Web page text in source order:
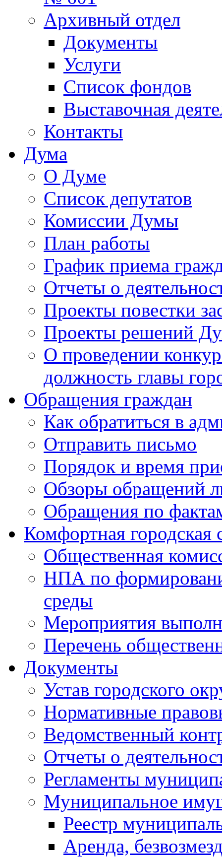
Архивный отдел
Документы
Услуги
Список фондов
Выставочная
Контакты
Дума
О Думе
Список депутатов
Комиссии Думы
План работы
График приема
Отчеты о
Проекты повестки
Проекты решений
О проведении
должность главы
Обращения граждан
Как обратиться в
Отправить письмо
Порядок и время
Обзоры обращений
Обращения по
Комфортная городская
Общественная
НПА по
среды
Мероприятия
Перечень
Документы
Устав городского
Нормативные
Ведомственный
Отчеты о
Регламенты
Муниципальное
Реестр
Аренда,